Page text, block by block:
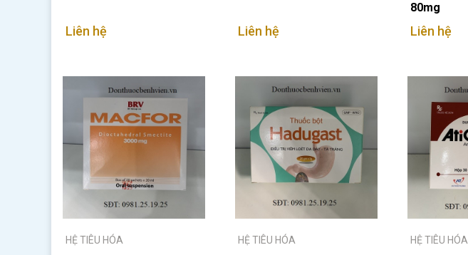
Liên hệ Liên hệ
80mg
Liên hệ
HỆ TIÊU HÓA HỆ TIÊU HÓA HỆ TIÊU HÓA